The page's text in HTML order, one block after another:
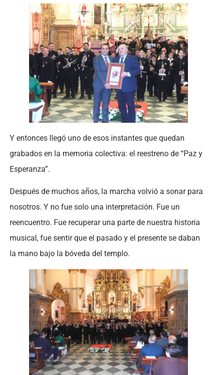
Y entonces llegó uno de esos instantes que quedan
grabados en la memoria colectiva: el reestreno de “Paz y
Esperanza”.
Después de muchos años, la marcha volvió a sonar para
nosotros. Y no fue solo una interpretación. Fue un
reencuentro. Fue recuperar una parte de nuestra historia
musical, fue sentir que el pasado y el presente se daban
la mano bajo la bóveda del templo.